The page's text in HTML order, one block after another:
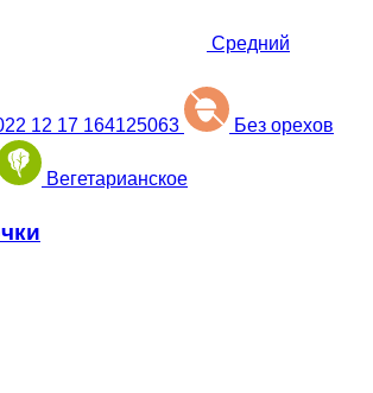
Средний
Без орехов
Вегетарианское